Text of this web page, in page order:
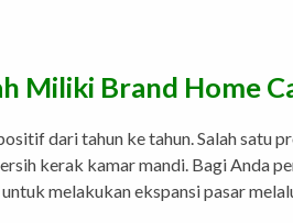
Miliki Brand Home
dari tahun ke tahun. Salah satu
kerak kamar mandi. Bagi Anda
melakukan ekspansi pasar